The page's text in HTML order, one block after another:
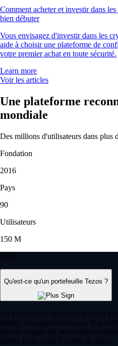
Comment acheter et investir dans
bien débuter
Vous envisagez d'investir dans les
aide à choisir une plateforme de
votre premier achat en toute sécurité.
Learn more
Voir les articles
Une plateforme
mondiale
Des millions d'utilisateurs dans plus
Fondation
2016
Pays
90
Utilisateurs
150 M
FAQ
Qu'est-ce qu'un portefeuille Tezos ?
Un portefeuille Tezos est un outil
utiliser vos cryptomonnaies. Il sert
plus de simplicité, beaucoup
garder leurs actifs à portée de main.